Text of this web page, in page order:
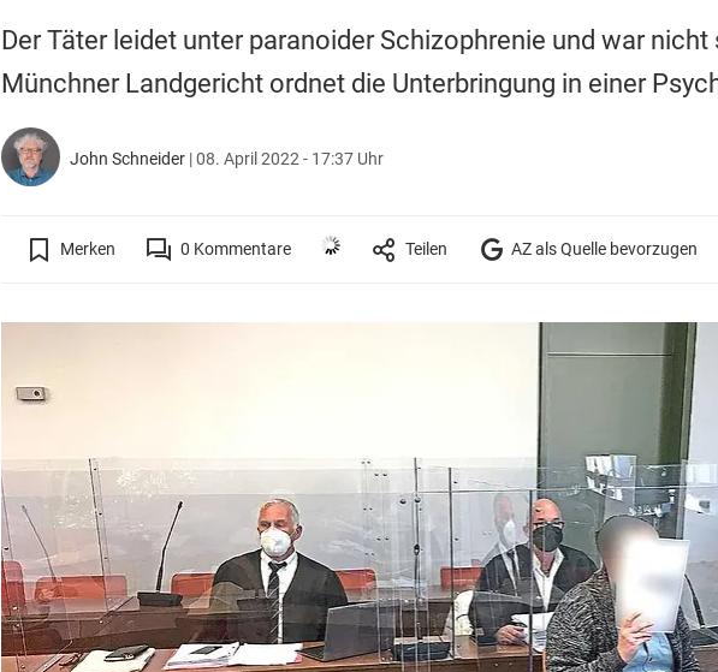
Der Täter leidet unter paranoider Schizophrenie und war
Münchner Landgericht ordnet die Unterbringung in einer
John Schneider |08. April 2022 - 17:37 Uhr
Merken 0 Kommentare Teilen AZ als Quelle bevorzugen